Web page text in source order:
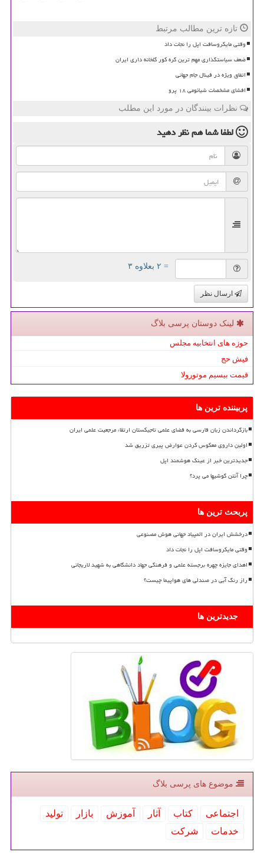
تازه ترین مطالب مرتبط
وقتی مایکروسافت اپل را نجات داد
ضعف سیاستگذاری مهم ترین گره کور گلخانه داری ایران
اتفاق ویژه در فینال جام جهانی
افشای مشخصات شیائومی ۱۸ پرو
نظرات بینندگان در مورد این مطلب
لطفا شما همنظر دهید
= ۲ بعلاوه ۳
ارسال نظر
لینک دوستان پرسی بلاگ
حوزه های انتخابیه مجلس
فیش حج
قیمت بیسیم موتورولا
پربیننده ترین ها
بازگرداندن زبان فارسی به فضای علمی تاجیکستان ارتقاء مرجعیت علمی ایران
اولین داروی معکوس کردن عوارض پیری تزریق شد
جدیدترین خبر از عینک هوشمند اپل
چرا آنتن گوشیها می پرد؟
پربحث ترین ها
درخشش ایران در المپیاد جهانی هوش مصنوعی
وقتی مایکروسافت اپل را نجات داد
اهدای جایزه چهره برجسته علمی و فرهنگی جهاد دانشگاهی به شهید لاریجانی
راز رنگ آبی در صندلی های هواپیما چیست؟
جدیدترین ها
موضوع های پرسی بلاگ
اجتماعی كتاب آثار آموزش بازار
تولید
خدمات
شركت